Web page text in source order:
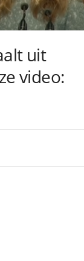
uit
video: